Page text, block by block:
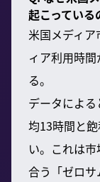
起こっている
米国メディ
ィア利用時
る。
データによ
均13時間と
い。これは
合う「ゼロ